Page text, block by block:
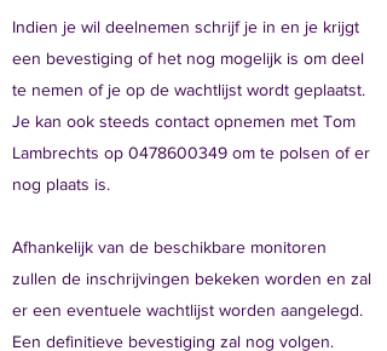
Indien je wil deelnemen schrijf je in en je krijgt
een bevestiging of het nog mogelijk is om deel
te nemen of je op de wachtlijst wordt geplaatst.
Je kan ook steeds contact opnemen met Tom
Lambrechts op 0478600349 om te polsen of er
nog plaats is.
Afhankelijk van de beschikbare monitoren
zullen de inschrijvingen bekeken worden en zal
er een eventuele wachtlijst worden aangelegd.
Een definitieve bevestiging zal nog volgen.